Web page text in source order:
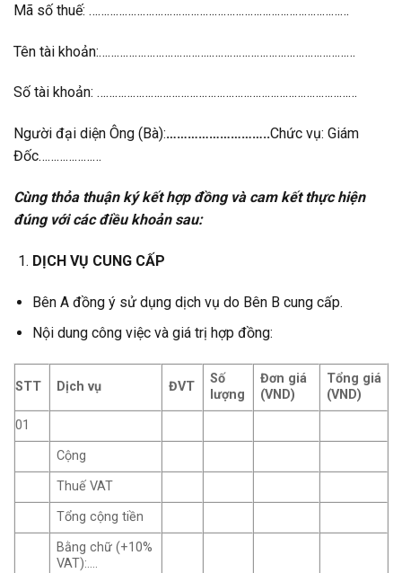
Mã số thuế: ……………………………………………………………………………
Tên tài khoản:………………………………..…………………………………………
Số tài khoản: ……………………………………………………………………………
Người đại diện Ông (Bà):………………………..Chức vụ: Giám
Đốc…………………
Cùng thỏa thuận ký kết hợp đồng và cam kết thực hiện
đúng với các điều khoản sau:
DỊCH VỤ CUNG CẤP
Bên A đồng ý sử dụng dịch vụ do Bên B cung cấp.
Nội dung công việc và giá trị hợp đồng:
STT Dịch vụ ĐVT
Số
lượng
Đơn giá
(VND)
Tổng giá
(VND)
01
Cộng
Thuế VAT
Tổng cộng tiền
Bằng chữ (+10%
VAT):….